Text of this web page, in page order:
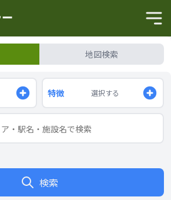
地図検索
特徴 選択する
検索